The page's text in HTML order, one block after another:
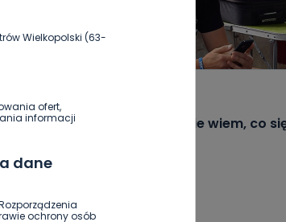
Wielkopolski (63-
ofert,
informacji
dane
ochrony osób
Renat Gafurow: Nie wiem, co
Archiwum wlkp24.info